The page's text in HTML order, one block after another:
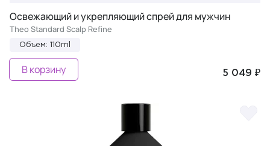
Освежающий и укрепляющий спрей для мужчин
Theo Standard Scalp Refine
Объем: 110ml
5 049 ₽
В корзину